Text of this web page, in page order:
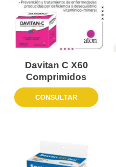
Davitan C X60
Comprimidos
CONSULTAR